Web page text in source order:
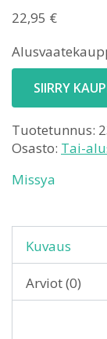
22,95 €
SIIRRY
Tuotetunnus:
Osasto: Tai-
Missya
Kuvaus
Arviot (0)